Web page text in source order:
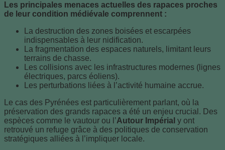
Les principales menaces actuelles des rapaces proches
de leur condition médiévale comprennent :
La destruction des zones boisées et escarpées
indispensables à leur nidification.
La fragmentation des espaces naturels, limitant leurs
terrains de chasse.
Les collisions avec les infrastructures modernes (lignes
électriques, parcs éoliens).
Les perturbations liées à l’activité humaine accrue.
Le cas des Pyrénées est particulièrement parlant, où la
préservation des grands rapaces a été un enjeu crucial. Des
espèces comme le vautour ou l’Autour Impérial y ont
retrouvé un refuge grâce à des politiques de conservation
stratégiques alliées à l’impliquer locale.